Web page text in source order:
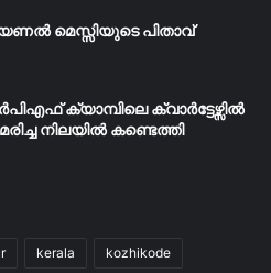
മെസ്സിയുടെ പിതാവ്
ക്യാമ്പിലെ ക്വാർട്ടേഴ്സിൽ
നിലയിൽ കണ്ടെത്തി
kerala kozhikode